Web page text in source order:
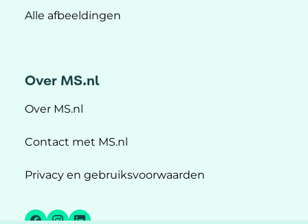
Alle afbeeldingen
Over MS.nl
Over MS.nl
Contact met MS.nl
Privacy en gebruiksvoorwaarden
Facebook
Instagram
LinkedIn